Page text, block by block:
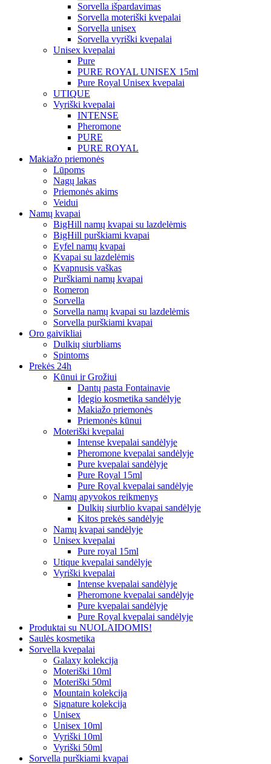
Sorvella išpardavimas
Sorvella moteriški kvepalai
Sorvella unisex
Sorvella vyriški kvepalai
Unisex kvepalai
Pure
PURE ROYAL UNISEX 15ml
Pure Royal Unisex kvepalai
UTIQUE
Vyriški kvepalai
INTENSE
Pheromone
PURE
PURE ROYAL
Makiažo priemonės
Lūpoms
Nagų lakas
Priemonės akims
Veidui
Namų kvapai
BigHill namų kvapai su lazdelėmis
BigHill purškiami kvapai
Eyfel namų kvapai
Kvapai su lazdelėmis
Kvapnusis vaškas
Purškiami namų kvapai
Romeron
Sorvella
Sorvella namų kvapai su lazdelėmis
Sorvella purškiami kvapai
Oro gaivikliai
Dulkių siurbliams
Spintoms
Prekės 24h
Kūnui ir Grožiui
Dantų pasta Fontainavie
Įdegio kosmetika sandėlyje
Makiažo priemonės
Priemonės kūnui
Moteriški kvepalai
Intense kvepalai sandėlyje
Pheromone kvepalai sandėlyje
Pure kvepalai sandėlyje
Pure Royal 15ml
Pure Royal kvepalai sandėlyje
Namų apyvokos reikmenys
Dulkių siurblio kvapai sandėlyje
Kitos prekės sandėlyje
Namų kvapai sandėlyje
Unisex kvepalai
Pure royal 15ml
Utique kvepalai sandėlyje
Vyriški kvepalai
Intense kvepalai sandėlyje
Pheromone kvepalai sandėlyje
Pure kvepalai sandėlyje
Pure Royal kvepalai sandėlyje
Produktai su NUOLAIDOMIS!
Saulės kosmetika
Sorvella kvepalai
Galaxy kolekcija
Moteriški 10ml
Moteriški 50ml
Mountain kolekcija
Signature kolekcija
Unisex
Unisex 10ml
Vyriški 10ml
Vyriški 50ml
Sorvella purškiami kvapai